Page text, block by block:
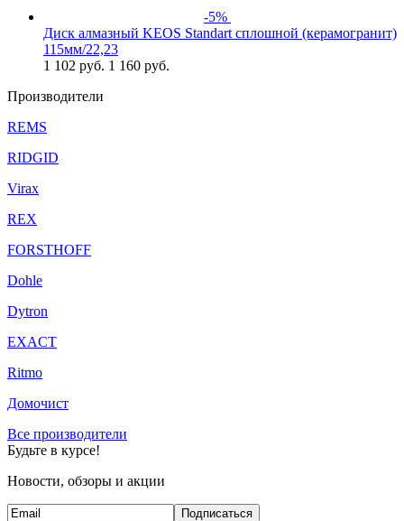
-5%
Диск алмазный KEOS Standart сплошной (керамогранит)
115мм/22,23
1 102 руб. 1 160 руб.
Производители
REMS
RIDGID
Virax
REX
FORSTHOFF
Dohle
Dytron
EXACT
Ritmo
Домочист
Все производители
Будьте в курсе!
Новости, обзоры и акции
Подписаться